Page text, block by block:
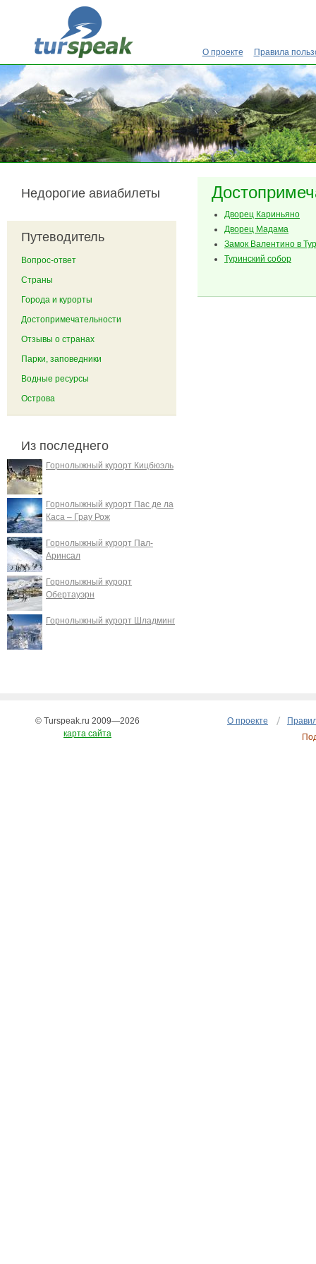
Перейти к основному содержанию
О проекте Правила
Дворец Кариньяно
Дворец Мадама
Замок Валентино в
Туринский собор
Недорогие авиабилеты
Путеводитель
Вопрос-ответ
Страны
Города и курорты
Достопримечательности
Отзывы о странах
Парки, заповедники
Водные ресурсы
Острова
Из последнего
Горнолыжный курорт Кицбюэль
Горнолыжный курорт Пас де ла
Каса – Грау Рож
Горнолыжный курорт Пал-
Аринсал
Горнолыжный курорт
Обертауэрн
Горнолыжный курорт Шладминг
О проекте
© Turspeak.ru 2009—2026
карта сайта